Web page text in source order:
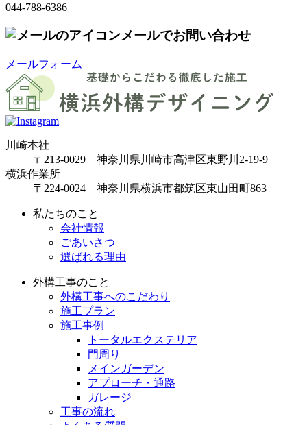
044-788-6386
メールでお問い合わせ
メールフォーム
川崎本社
〒213-0029 神奈川県川崎市高津区東野川2-19-9
横浜作業所
〒224-0024 神奈川県横浜市都筑区東山田町863
私たちのこと
会社情報
ごあいさつ
選ばれる理由
外構工事のこと
外構工事へのこだわり
施工プラン
施工事例
トータルエクステリア
門周り
メインガーデン
アプローチ・通路
ガレージ
工事の流れ